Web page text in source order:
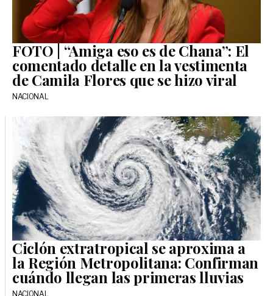
FOTO | “Amiga eso es de Chana”: El
comentado detalle en la vestimenta
de Camila Flores que se hizo viral
NACIONAL
Ciclón extratropical se aproxima a
la Región Metropolitana: Confirman
cuándo llegan las primeras lluvias
NACIONAL